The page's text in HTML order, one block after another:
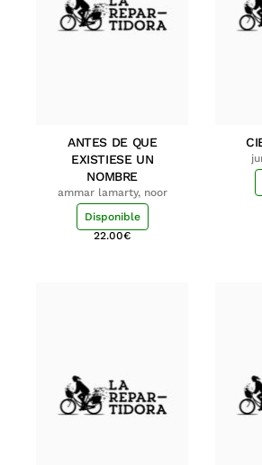
ANTES DE QUE
EXISTIESE UN
NOMBRE
ammar lamarty, noor
Disponible
22.00€